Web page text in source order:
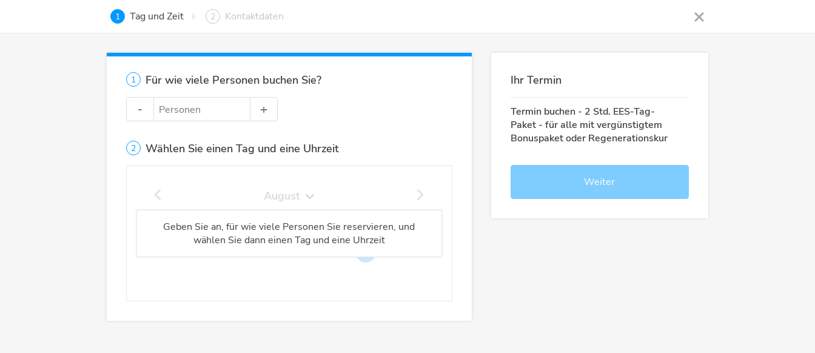
1 Tag und Zeit 2 Kontaktdaten
1 Für wie viele Personen buchen Sie?
-
Personen
+
2 Wählen Sie einen Tag und eine Uhrzeit
Geben Sie an, für wie viele Personen Sie reservieren, und
wählen Sie dann einen Tag und eine Uhrzeit
August
Di Mi Do Fr Sa
So
Ihr Termin
Termin buchen - 2 Std. EES-Tag-
Paket - für alle mit vergünstigtem
Bonuspaket oder Regenerationskur
Weiter